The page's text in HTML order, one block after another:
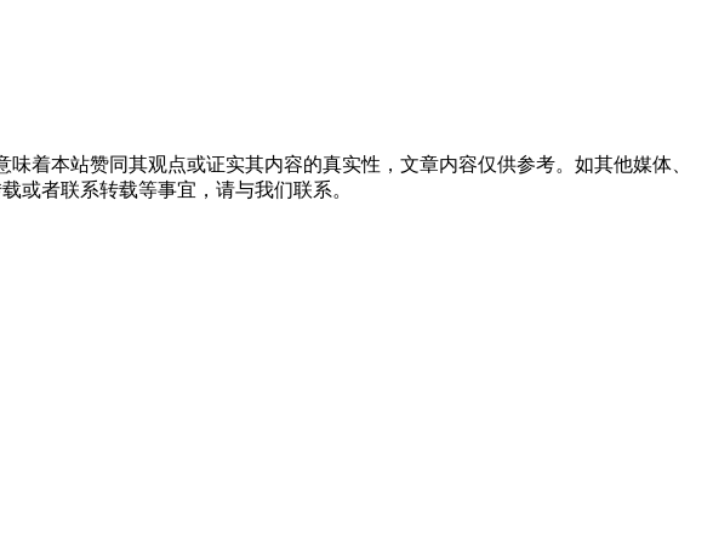
着本站赞同其观点或证实其内容的真实性，文章内容仅供参考。如其他媒体、
或者联系转载等事宜，请与我们联系。